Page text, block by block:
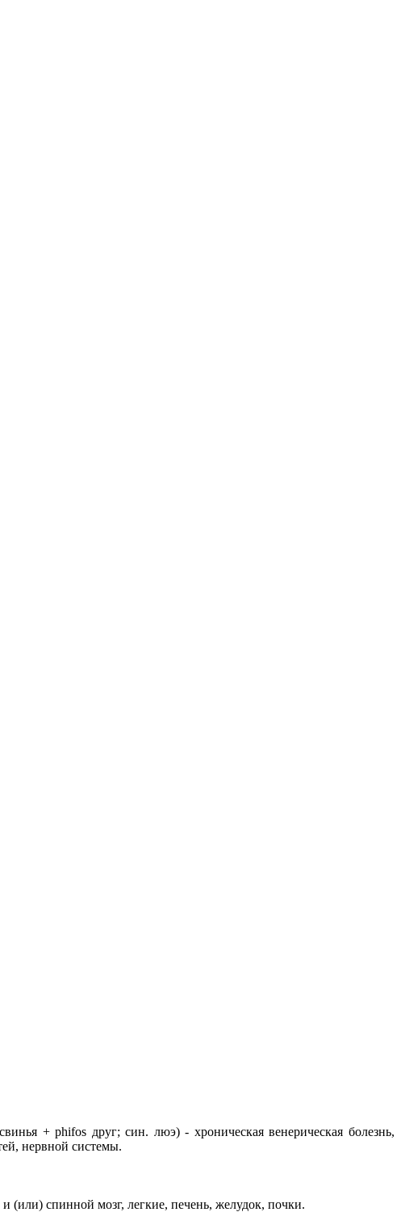
+ phifos друг; син. люэ) - хроническая венерическая болезнь,
нервной системы.
(или) спинной мозг, легкие, печень, желудок, почки.